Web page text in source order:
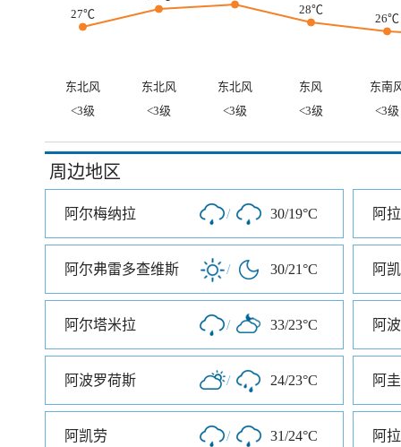
27℃
28℃
26℃
东北风 东北风 东北风 东风
东南
<3级
<3级 <3级 <3级 <3级
周边地区
阿尔梅纳拉 / 30/19°C 阿
阿尔弗雷多查维斯 / 30/21°C 阿
阿尔塔米拉 / 33/23°C 阿
阿波罗荷斯 / 24/23°C 阿
阿凯劳 / 31/24°C 阿